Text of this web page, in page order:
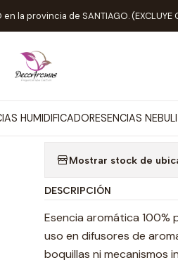
HUMIDIFICADORESENCIAS
la provincia de SANTIAGO. (EXCLUYE
Esencia Nebulizador Oriental
|
Esencia
Agregar a la lista
Mostrar stock de
DESCRIPCIÓN
Esencia aromática 100%
uso en difusores de
boquillas ni mecanismos